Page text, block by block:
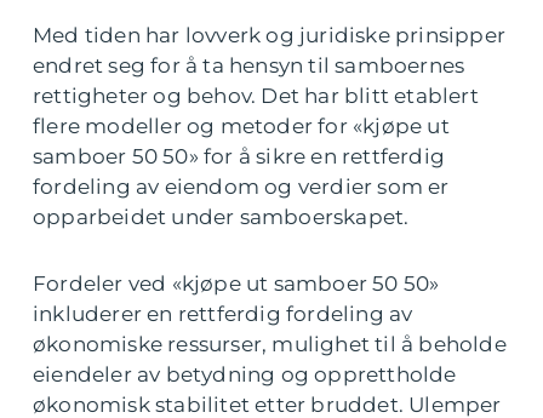
Med tiden har lovverk og juridiske prinsipper
endret seg for å ta hensyn til samboernes
rettigheter og behov. Det har blitt etablert
flere modeller og metoder for «kjøpe ut
samboer 50 50» for å sikre en rettferdig
fordeling av eiendom og verdier som er
opparbeidet under samboerskapet.
Fordeler ved «kjøpe ut samboer 50 50»
inkluderer en rettferdig fordeling av
økonomiske ressurser, mulighet til å beholde
eiendeler av betydning og opprettholde
økonomisk stabilitet etter bruddet. Ulemper